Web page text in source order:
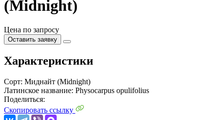
(Midnight)
Цена по запросу
Оставить заявку
Характеристики
Сорт: Миднайт (Midnight)
Латинское название: Physocarpus opulifolius
Поделиться:
Скопировать ссылку